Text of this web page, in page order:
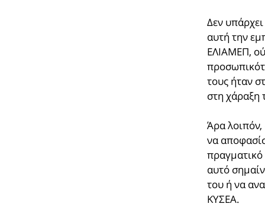
Δεν
αυτή την
ΕΛΙΑΜΕΠ,
τους ήταν
στη χάραξη
Άρα λοιπόν,
να
πραγματικό
αυτό
του ή να
ΚΥΣΕΑ.